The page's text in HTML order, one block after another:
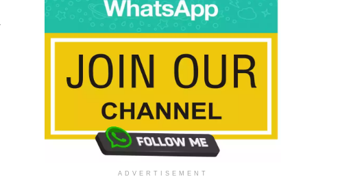
ADVERTISEMENT